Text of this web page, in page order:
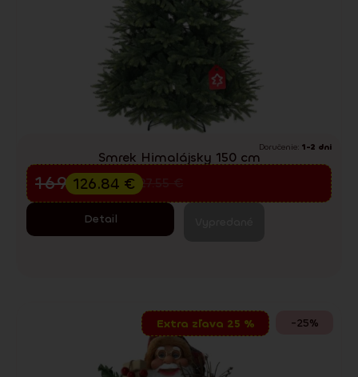
Doručenie: 1-2 dni
Smrek Himalájsky 150 cm
Predvianočný výpredaj
227.55
169.12€
126.84 €
Detail
-25%
Extra zľava 25 %